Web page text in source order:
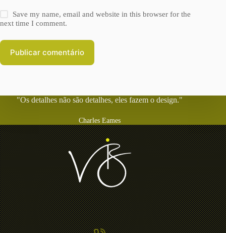
Save my name, email and website in this browser for the
next time I comment.
Publicar comentário
"Os detalhes não são detalhes, eles fazem o design."
Charles Eames